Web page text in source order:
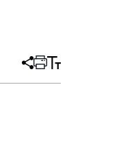
分
文
打 调
大